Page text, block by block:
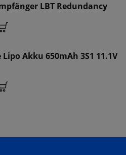
LBT Redundancy
Akku 650mAh 3S1 11.1V